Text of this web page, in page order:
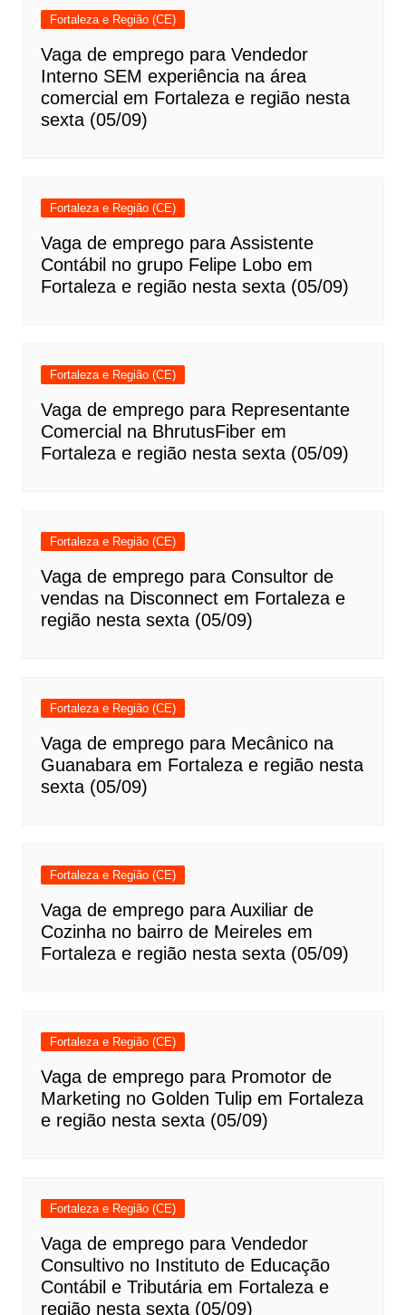
Fortaleza e Região (CE)
Vaga de emprego para Vendedor
Interno SEM experiência na área
comercial em Fortaleza e região nesta
sexta (05/09)
Fortaleza e Região (CE)
Vaga de emprego para Assistente
Contábil no grupo Felipe Lobo em
Fortaleza e região nesta sexta (05/09)
Fortaleza e Região (CE)
Vaga de emprego para Representante
Comercial na BhrutusFiber em
Fortaleza e região nesta sexta (05/09)
Fortaleza e Região (CE)
Vaga de emprego para Consultor de
vendas na Disconnect em Fortaleza e
região nesta sexta (05/09)
Fortaleza e Região (CE)
Vaga de emprego para Mecânico na
Guanabara em Fortaleza e região nesta
sexta (05/09)
Fortaleza e Região (CE)
Vaga de emprego para Auxiliar de
Cozinha no bairro de Meireles em
Fortaleza e região nesta sexta (05/09)
Fortaleza e Região (CE)
Vaga de emprego para Promotor de
Marketing no Golden Tulip em Fortaleza
e região nesta sexta (05/09)
Fortaleza e Região (CE)
Vaga de emprego para Vendedor
Consultivo no Instituto de Educação
Contábil e Tributária em Fortaleza e
região nesta sexta (05/09)